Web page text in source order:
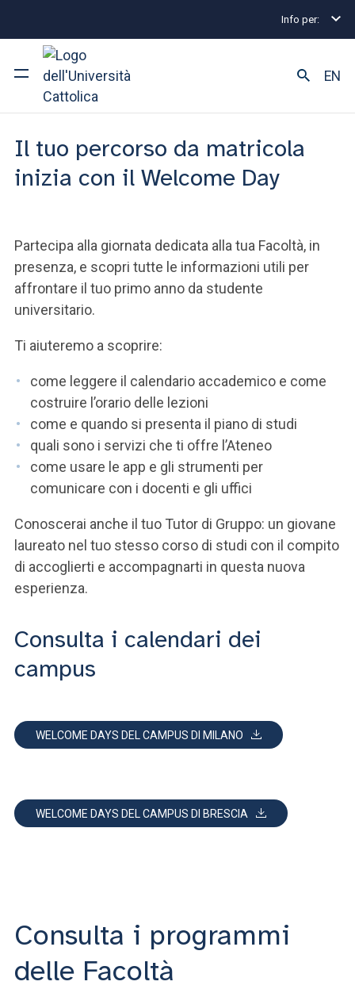
Info per:
Ateneo
Corsi di studio
Facoltà e campus
ACCEDI ALLA MAIL ICATT
SEI UN DOCENTE O UN MEMBRO DELLO STAFF
ACCEDI A CLOUDMAIL
EN
Welcome Day
2026-27
Il tuo percorso da matricola
inizia con il Welcome Day
Partecipa alla giornata dedicata alla tua Facoltà, in
presenza, e scopri tutte le informazioni utili per
affrontare il tuo primo anno da studente
universitario.
Ti aiuteremo a scoprire:
come leggere il calendario accademico e come
costruire l’orario delle lezioni
come e quando si presenta il piano di studi
quali sono i servizi che ti offre l’Ateneo
come usare le app e gli strumenti per
comunicare con i docenti e gli uffici
Conoscerai anche il tuo Tutor di Gruppo: un giovane
laureato nel tuo stesso corso di studi con il compito
di accoglierti e accompagnarti in questa nuova
esperienza.
Consulta i calendari dei
campus
WELCOME DAYS DEL CAMPUS DI MILANO
WELCOME DAYS DEL CAMPUS DI BRESCIA
Consulta i programmi
delle Facoltà